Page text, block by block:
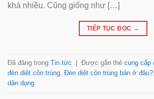
khá nhiều. Cũng giống như […]
TIẾP TỤC ĐỌC →
Đã đăng trong Tin tức Được gắn thẻ cung cấp
đèn diệt côn trùng, Đèn diệt côn trùng bán ở đâu?,
dân dụng